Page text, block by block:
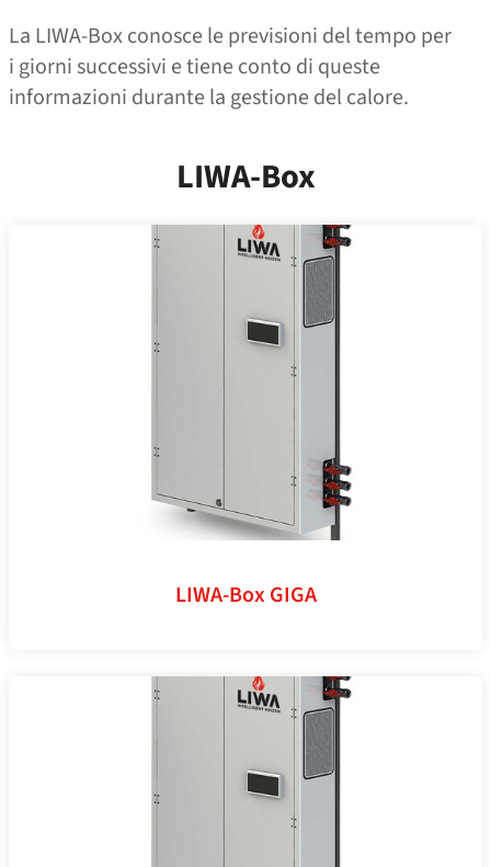
La LIWA-Box conosce le previsioni del tempo per
i giorni successivi e tiene conto di queste
informazioni durante la gestione del calore.
LIWA-Box
LIWA-Box GIGA